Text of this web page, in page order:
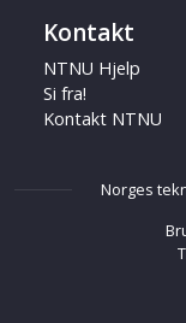
Kontakt
NTNU Hjelp
Si fra!
Kontakt NTNU
Norges